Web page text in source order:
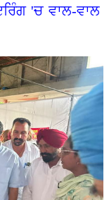
'ਚ ਵਾਲ-ਵਾਲ